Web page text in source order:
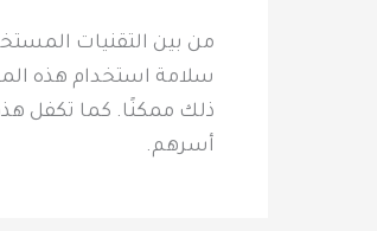
من بين التقنيات
سلامة استخدام هذه
ذلك ممكنًا. كما تكفل
أسرهم.